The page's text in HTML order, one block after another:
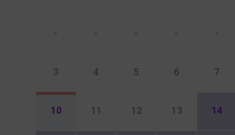
- - - - -
3 4 5 6 7
10 11 12 13 14